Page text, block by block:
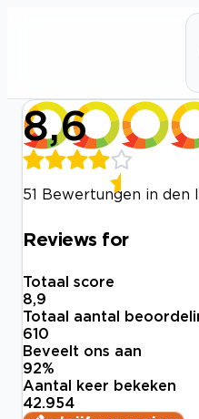
8,6
51 Bewertungen in den
Reviews for
Totaal score
8,9
Totaal aantal
610
Beveelt ons aan
92%
Aantal keer bekeken
42.954